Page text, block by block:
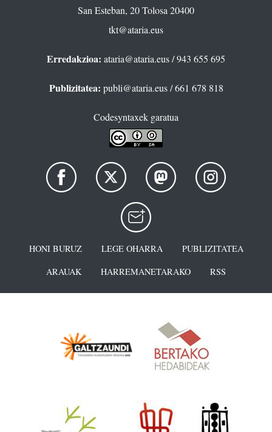
San Esteban, 20 Tolosa 20400
tkt@ataria.eus
Erredakzioa: ataria@ataria.eus/ 943 655 695
Publizitatea: publi@ataria.eus/ 661 678 818
Codesyntaxek garatua
HONI BURUZ LEGE OHARRA
PUBLIZITATEA
ARAUAK
HARREMANETARAKO RSS